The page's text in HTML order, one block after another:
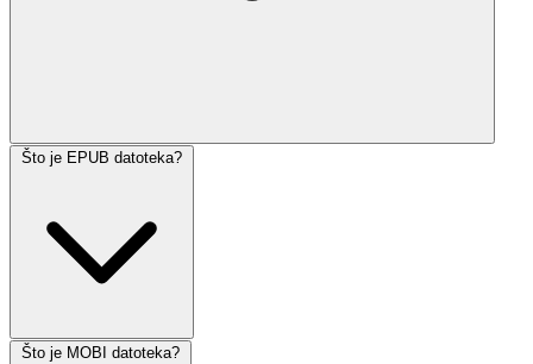
Što je EPUB datoteka?
Što je MOBI datoteka?